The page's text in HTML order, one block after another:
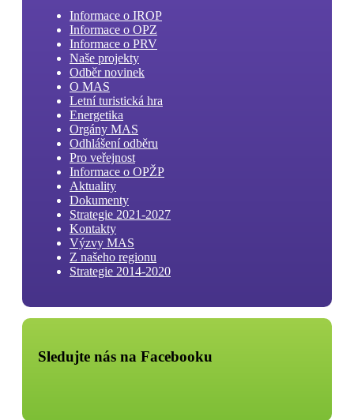
Informace o IROP
Informace o OPZ
Informace o PRV
Naše projekty
Odběr novinek
O MAS
Letní turistická hra
Energetika
Orgány MAS
Odhlášení odběru
Pro veřejnost
Informace o OPŽP
Aktuality
Dokumenty
Strategie 2021-2027
Kontakty
Výzvy MAS
Z našeho regionu
Strategie 2014-2020
Sledujte nás na Facebooku